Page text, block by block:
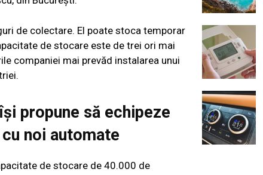
de colectare. El poate stoca temporar
de stocare este de trei ori mai
companiei mai prevăd instalarea unui
propune să echipeze
noi automate
de stocare de 40.000 de